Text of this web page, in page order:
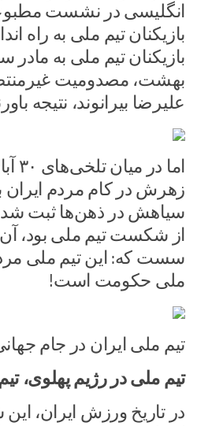
انگلیسی در نشست
بازیکنان تیم ملی به راه
بازیکنان تیم ملی به
بهشت، مصدومیت
علیرضا بیرانوند، نتیجه
زهرش در کام مردم ایران
سیاهش در ذهن‌ها ثبت
از شکست تیم ملی بود،‌ آن
سست که: این تیم ملی
ملی حکومت است!
تیم ملی ایران در جام جهانی ۲۰۲۲
تیم ملی در رژیم پهلوی،
در تاریخ ورزش ایران،